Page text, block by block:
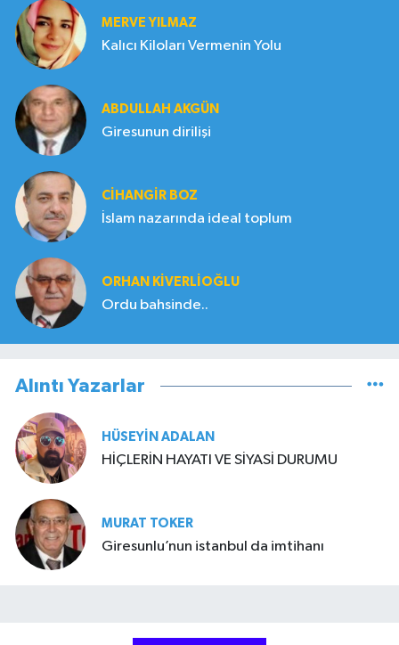
MERVE YILMAZ
Kalıcı Kiloları Vermenin Yolu
ABDULLAH AKGÜN
Giresunun dirilişi
CIHANGIR BOZ
İslam nazarında ideal toplum
ORHAN KIVERLIOĞLU
Ordu bahsinde..
Alıntı Yazarlar
HÜSEYIN ADALAN
HİÇLERİN HAYATI VE SİYASİ DURUMU
MURAT TOKER
Giresunlu’nun istanbul da imtihanı